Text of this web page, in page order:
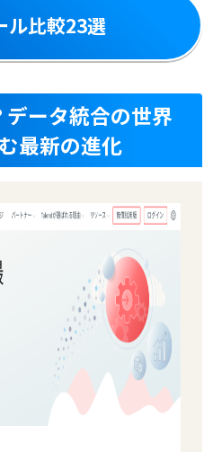
ル比較23選
ータ統合の世界
最新の進化